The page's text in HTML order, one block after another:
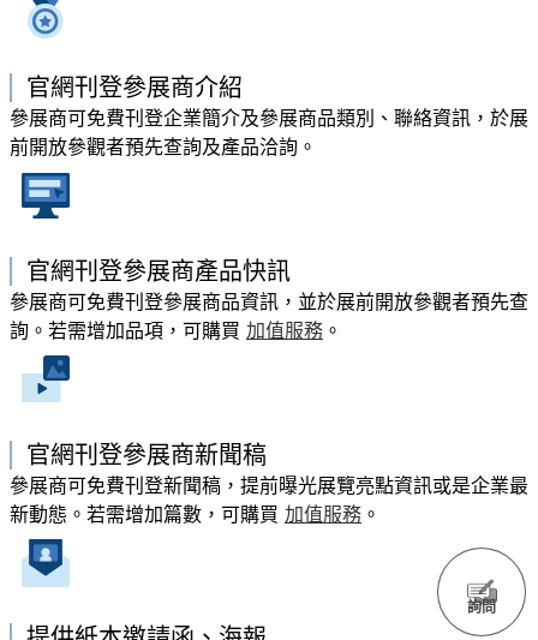
詢問
官網刊登參展商介紹
參展商可免費刊登企業簡介及參展商品類別、聯絡資訊，於展
前開放參觀者預先查詢及產品洽詢。
官網刊登參展商產品快訊
參展商可免費刊登參展商品資訊，並於展前開放參觀者預先查
詢。若需增加品項，可購買 加值服務 。
官網刊登參展商新聞稿
參展商可免費刊登新聞稿，提前曝光展覽亮點資訊或是企業最
新動態。若需增加篇數，可購買 加值服務 。